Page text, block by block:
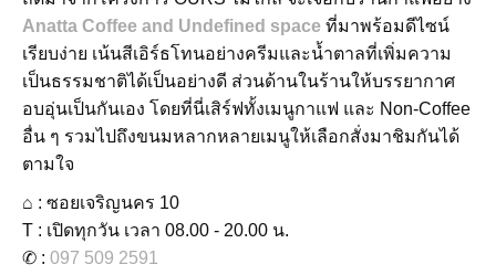
Anatta Coffee and Undefined space ที่มาพร้อมดีไซน์
เรียบง่าย เน้นสีเอิร์ธโทนอย่างครีมและน้ำตาลที่เพิ่มความ
เป็นธรรมชาติได้เป็นอย่างดี ส่วนด้านในร้านให้บรรยากาศ
อบอุ่นเป็นกันเอง โดยที่นี่เสิร์ฟทั้งเมนูกาแฟ และ Non-Coffee
อื่น ๆ รวมไปถึงขนมหลากหลายเมนูให้เลือกสั่งมาชิมกันได้
ตามใจ
⌂ : ซอยเจริญนคร 10
T : เปิดทุกวัน เวลา 08.00 - 20.00 น.
✆ : 097 509 2591